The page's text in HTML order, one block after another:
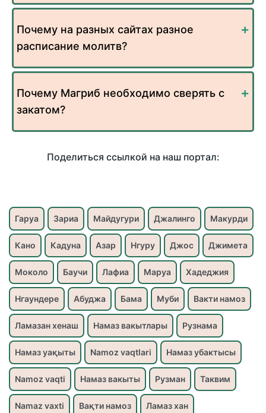
Почему на разных сайтах разное
расписание молитв?
Почему Магриб необходимо сверять с
закатом?
Поделиться ссылкой на наш портал:
Гаруа Зариа Майдугури Джалинго Макурди
Кано Кадуна Азар Нгуру Джос Джимета
Моколо Баучи Лафиа Маруа Хадеджия
Нгаундере Абуджа Бама Муби Вакти намоз
Ламазан хенаш Намаз вакытлары Рузнама
Намаз уақыты Namoz vaqtlari Намаз убактысы
Namoz vaqti Намаз вакыты Рузман Таквим
Namaz vaxti Вақти намоз Ламаз хан